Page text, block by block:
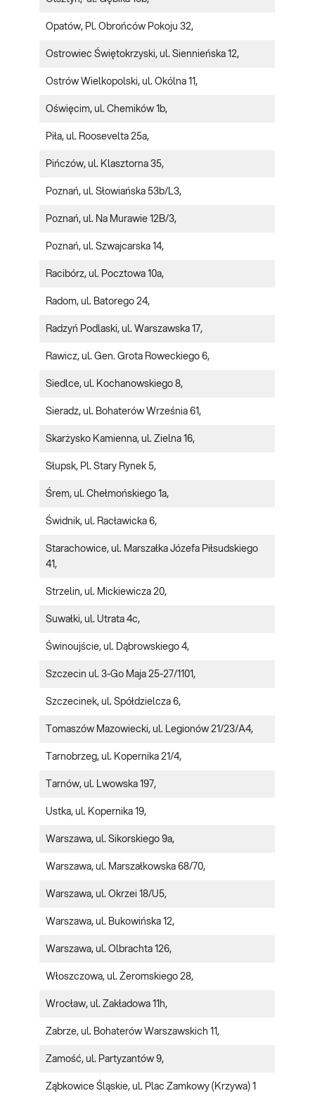
Opatów, Pl. Obrońców Pokoju 32,
Ostrowiec Świętokrzyski, ul. Siennieńska 12,
Ostrów Wielkopolski, ul. Okólna 11,
Oświęcim, ul. Chemików 1b,
Piła, ul. Roosevelta 25a,
Pińczów, ul. Klasztorna 35,
Poznań, ul. Słowiańska 53b/L3,
Poznań, ul. Na Murawie 12B/3,
Poznań, ul. Szwajcarska 14,
Racibórz, ul. Pocztowa 10a,
Radom, ul. Batorego 24,
Radzyń Podlaski, ul. Warszawska 17,
Rawicz, ul. Gen. Grota Roweckiego 6,
Siedlce, ul. Kochanowskiego 8,
Sieradz, ul. Bohaterów Września 61,
Skarżysko Kamienna, ul. Zielna 16,
Słupsk, Pl. Stary Rynek 5,
Śrem, ul. Chełmońskiego 1a,
Świdnik, ul. Racławicka 6,
Starachowice, ul. Marszałka Józefa Piłsudskiego
41,
Strzelin, ul. Mickiewicza 20,
Suwałki, ul. Utrata 4c,
Świnoujście, ul. Dąbrowskiego 4,
Szczecin ul. 3-Go Maja 25-27/1101,
Szczecinek, ul. Spółdzielcza 6,
Tomaszów Mazowiecki, ul. Legionów 21/23/A4,
Tarnobrzeg, ul. Kopernika 21/4,
Tarnów, ul. Lwowska 197,
Ustka, ul. Kopernika 19,
Warszawa, ul. Sikorskiego 9a,
Warszawa, ul. Marszałkowska 68/70,
Warszawa, ul. Okrzei 18/U5,
Warszawa, ul. Bukowińska 12,
Warszawa, ul. Olbrachta 126,
Włoszczowa, ul. Żeromskiego 28,
Wrocław, ul. Zakładowa 11h,
Zabrze, ul. Bohaterów Warszawskich 11,
Zamość, ul. Partyzantów 9,
Ząbkowice Śląskie, ul. Plac Zamkowy (Krzywa) 1